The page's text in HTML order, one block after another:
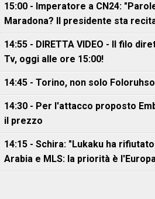
15:00 - Imperatore a CN24:
Maradona? Il presidente sta
14:55 - DIRETTA VIDEO - Il filo
Tv, oggi alle ore 15:00!
14:45 - Torino, non solo
14:30 - Per l'attacco proposto
il prezzo
14:15 - Schira: "Lukaku ha
Arabia e MLS: la priorità è